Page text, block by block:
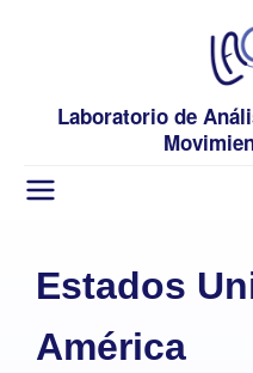
Laboratorio de
Estados
América